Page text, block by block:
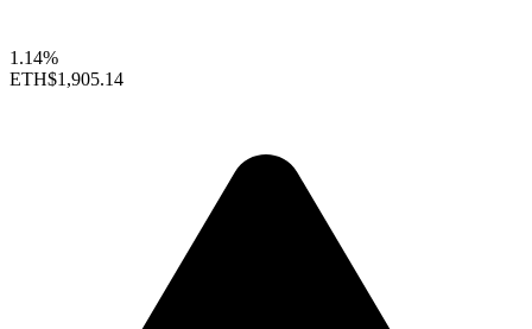
1.14%
ETH$1,905.14